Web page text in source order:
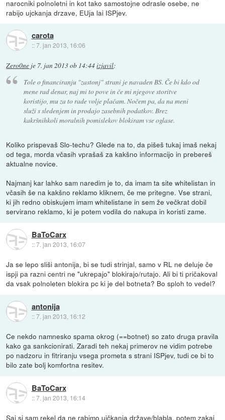
narocniki polnoletni in kot tako samostojne odrasle osebe, ne
rabijo ujckanja drzave, EUja lai ISPjev.
carota
::7. jan 2013, 16:06
Zero0ne je 7. jan 2013 ob 14:44izjavil:
Tole o financiranju "zastonj" strani je navaden BS. Če bi kdo od
mene rad denar, naj mi to pove in če mi njegove storitve
koristijo, mu za to rade volje plačam. Nočem pa, da na meni
služi s sledenjem in prodajo zasebnih podatkov. Brez
kakršnihkoli moralnih pomislekov blokiram vse oglase.
Koliko prispevaš Slo-techu? Glede na to, da pišeš tukaj imaš nekaj
od tega, morda včasih vprašaš za kakšno informacijo in prebereš
aktualne novice.
Najmanj kar lahko sam naredim je to, da imam ta site whitelistan in
včasih še na kakšno reklamo kliknem, če me pritegne. Vse strani,
ki jih redno obiskujem imam whitelistane in sem že večkrat dobil
servirano reklamo, ki je potem vodila do nakupa in koristi zame.
BaToCarx
::7. jan 2013, 16:07
Ja se lepo sliši antonija, bi se tudi strinjal, samo v RL ne deluje če
ispji pa razni centri ne "ukrepajo" blokirajo/rutajo. Ali bi ti pričakoval
da vsak polnoleten blokira pc ki je del botneta? Bo sploh to vedel?
antonija
::7. jan 2013, 16:12
Ce nekdo namnesko spama okrog (==botnet) so zato druga pravila
kako ga sankcionirati. Zaradi teh nekaj primerov ne vidim potrebe
po nadzoru in fitriranju vsega prometa s strani ISPjev, tudi ce bi to
bilo zate bolj komfortna resitev.
BaToCarx
::7. jan 2013, 16:14
Saj si sam rekel da ne rabimo ujčkanja države/blabla, potem zakaj